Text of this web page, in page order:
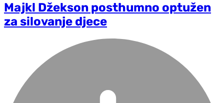
Majkl Džekson posthumno optužen
za silovanje djece